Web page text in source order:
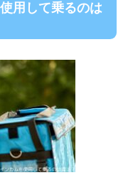
用して乗るのは